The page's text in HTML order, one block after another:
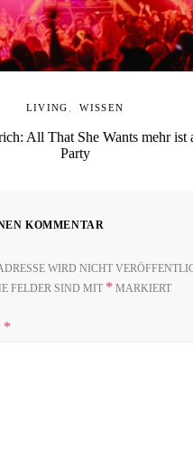
LIVING WISSEN
All That She Wants mehr ist
Party
KOMMENTAR
WIRD NICHT
FELDER SIND MIT * MARKIERT